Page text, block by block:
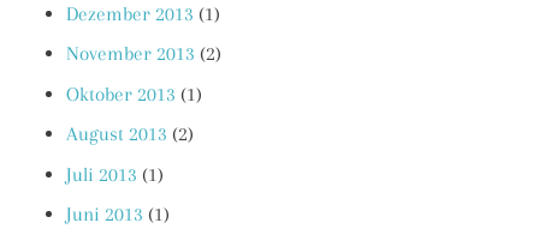
Dezember 2013 (1)
November 2013 (2)
Oktober 2013 (1)
August 2013 (2)
Juli 2013 (1)
Juni 2013 (1)